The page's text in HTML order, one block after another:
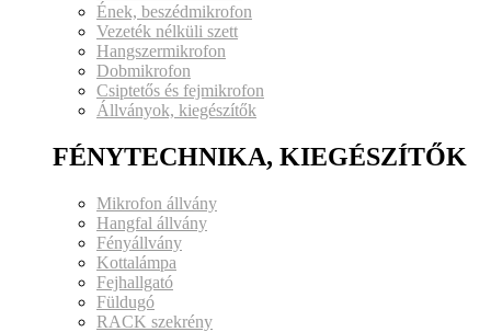
Ének, beszédmikrofon
Vezeték nélküli szett
Hangszermikrofon
Dobmikrofon
Csiptetős és fejmikrofon
Állványok, kiegészítők
FÉNYTECHNIKA, KIEGÉSZÍTŐK
Mikrofon állvány
Hangfal állvány
Fényállvány
Kottalámpa
Fejhallgató
Füldugó
RACK szekrény